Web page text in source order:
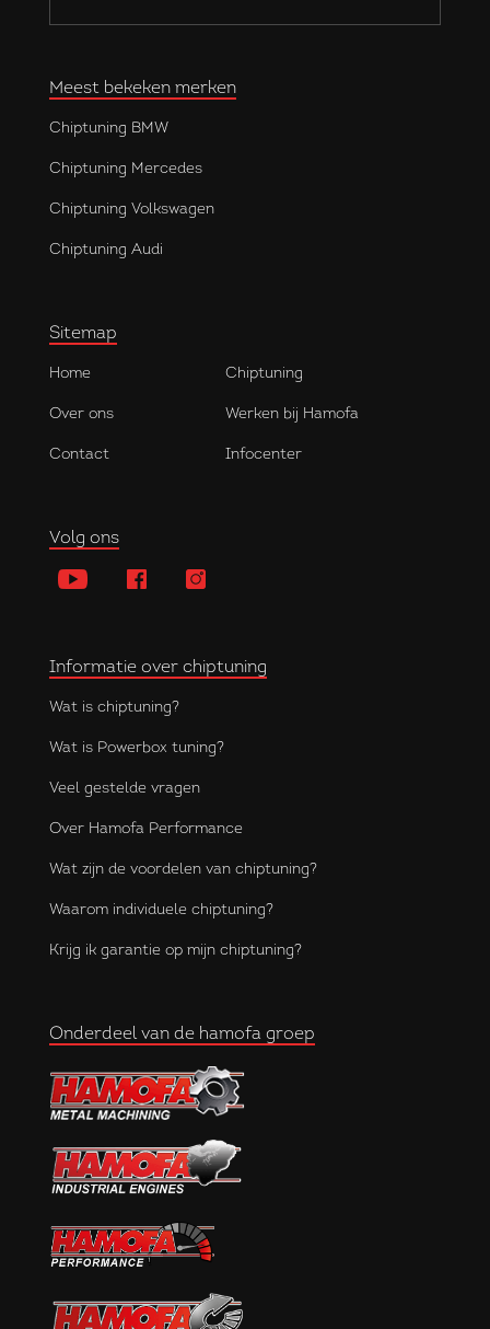
Meest bekeken merken
Chiptuning BMW
Chiptuning Mercedes
Chiptuning Volkswagen
Chiptuning Audi
Sitemap
Home Chiptuning
Over ons Werken bij Hamofa
Contact Infocenter
Volg ons
Informatie over chiptuning
Wat is chiptuning?
Wat is Powerbox tuning?
Veel gestelde vragen
Over Hamofa Performance
Wat zijn de voordelen van chiptuning?
Waarom individuele chiptuning?
Krijg ik garantie op mijn chiptuning?
Onderdeel van de hamofa groep